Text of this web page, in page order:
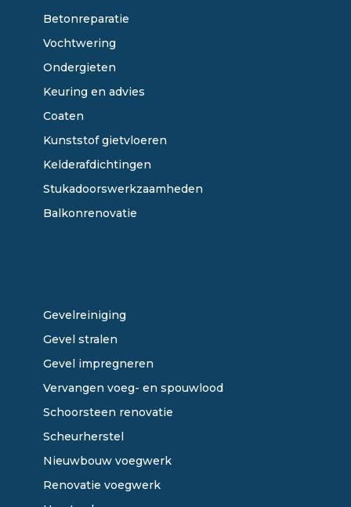
Betonreparatie
Vochtwering
Ondergieten
Keuring en advies
Coaten
Kunststof gietvloeren
Kelderafdichtingen
Stukadoorswerkzaamheden
Balkonrenovatie
Gevelreiniging
Gevel stralen
Gevel impregneren
Vervangen voeg- en spouwlood
Schoorsteen renovatie
Scheurherstel
Nieuwbouw voegwerk
Renovatie voegwerk